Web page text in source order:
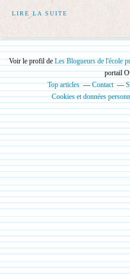
LIRE LA SUITE
Voir le profil de Les Blogueurs de l'école
portail
Top articles
Contact
Cookies et données